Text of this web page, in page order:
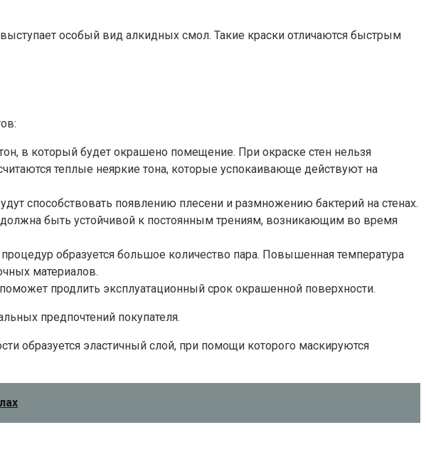
особый вид алкидных смол. Такие краски отличаются быстрым
в который будет окрашено помещение. При окраске стен нельзя
теплые неяркие тона, которые успокаивающе действуют на
способствовать появлению плесени и размножению бактерий на стенах.
быть устойчивой к постоянным трениям, возникающим во время
образуется большое количество пара. Повышенная температура
материалов.
продлить эксплуатационный срок окрашенной поверхности.
предпочтений покупателя.
образуется эластичный слой, при помощи которого маскируются